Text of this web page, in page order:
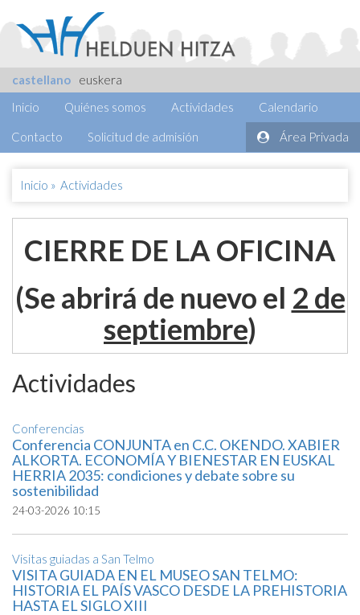
castellano
euskera
Inicio
Quiénes somos Actividades Calendario
Contacto Solicitud de admisión Área Privada
Inicio » Actividades
CIERRE DE LA OFICINA
(Se abrirá de nuevo el 2 de
septiembre)
Actividades
Conferencias
Conferencia CONJUNTA en C.C. OKENDO. XABIER
ALKORTA. ECONOMÍA Y BIENESTAR EN EUSKAL
HERRIA 2035: condiciones y debate sobre su
sostenibilidad
24-03-2026 10:15
Visitas guiadas a San Telmo
VISITA GUIADA EN EL MUSEO SAN TELMO:
HISTORIA EL PAÍS VASCO DESDE LA PREHISTORIA
HASTA EL SIGLO XIII